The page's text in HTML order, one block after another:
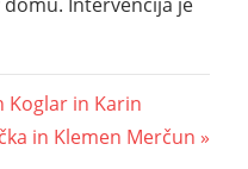
Koglar in Karin
in Klemen Merčun